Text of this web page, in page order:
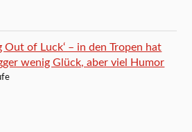
Out of Luck‘ – in den Tropen hat
wenig Glück, aber viel Humor